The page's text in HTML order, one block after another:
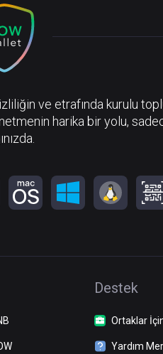
ve etrafında kurulu
harika bir yolu,
Destek
Ortaklar
Yardım